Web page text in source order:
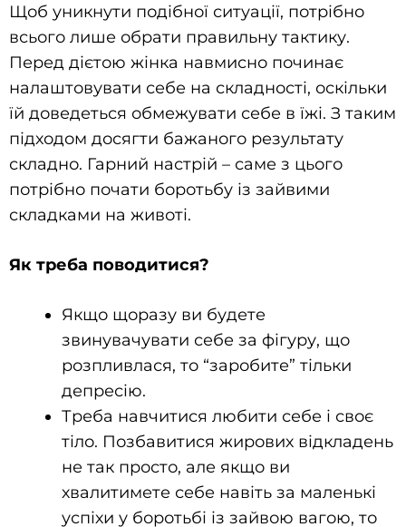
Щоб уникнути подібної ситуації, потрібно
всього лише обрати правильну тактику.
Перед дієтою жінка навмисно починає
налаштовувати себе на складності, оскільки
їй доведеться обмежувати себе в їжі. З таким
підходом досягти бажаного результату
складно. Гарний настрій – саме з цього
потрібно почати боротьбу із зайвими
складками на животі.
Як треба поводитися?
Якщо щоразу ви будете
звинувачувати себе за фігуру, що
розпливлася, то “заробите” тільки
депресію.
Треба навчитися любити себе і своє
тіло. Позбавитися жирових відкладень
не так просто, але якщо ви
хвалитимете себе навіть за маленькі
успіхи у боротьбі із зайвою вагою, то